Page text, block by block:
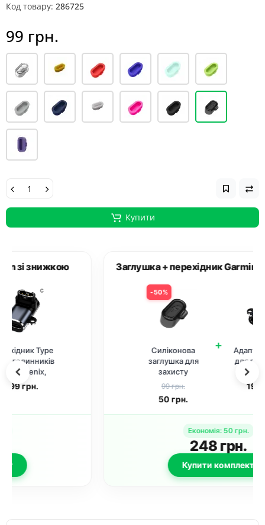
Код товару: 286725
99 грн.
Купити
Заглушка + перехідник Garmin зі знижкою
Чорний+Прозорий
Адаптер Type C
для годинників
Garmin Fenix,
Enduro,
forerunner, Тип A
199грн.
Купити комплект